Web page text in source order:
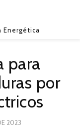
Energética
para
por
2023